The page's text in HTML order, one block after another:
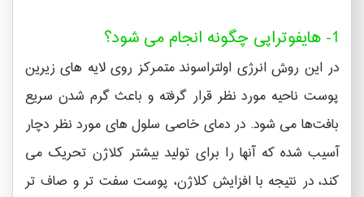
1- هایفوتراپی چگونه انجام می شود؟
در این روش انرژی اولتراسوند متمرکز روی لایه های زیرین
پوست ناحیه مورد نظر قرار گرفته و باعث گرم شدن سریع
بافت‌ها می شود. در دمای خاصی سلول های مورد نظر دچار
آسیب شده که آنها را برای تولید بیشتر کلاژن تحریک می
کند، در نتیجه با افزایش کلاژن، پوست سفت تر و صاف تر